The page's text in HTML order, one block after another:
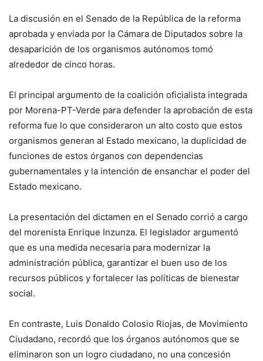
La discusión en el Senado de la República de la reforma
aprobada y enviada por la Cámara de Diputados sobre la
desaparición de los organismos autónomos tomó
alrededor de cinco horas.
El principal argumento de la coalición oficialista integrada
por Morena-PT-Verde para defender la aprobación de esta
reforma fue lo que consideraron un alto costo que estos
organismos generan al Estado mexicano, la duplicidad de
funciones de estos órganos con dependencias
gubernamentales y la intención de ensanchar el poder del
Estado mexicano.
La presentación del dictamen en el Senado corrió a cargo
del morenista Enrique Inzunza. El legislador argumentó
que es una medida necesaria para modernizar la
administración pública, garantizar el buen uso de los
recursos públicos y fortalecer las políticas de bienestar
social.
En contraste, Luis Donaldo Colosio Riojas, de Movimiento
Ciudadano, recordó que los órganos autónomos que se
eliminaron son un logro ciudadano, no una concesión